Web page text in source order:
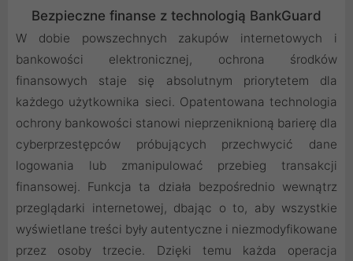
Bezpieczne finanse z technologią BankGuard
W dobie powszechnych zakupów internetowych i
bankowości elektronicznej, ochrona środków
finansowych staje się absolutnym priorytetem dla
każdego użytkownika sieci. Opatentowana technologia
ochrony bankowości stanowi nieprzeniknioną barierę dla
cyberprzestępców próbujących przechwycić dane
logowania lub zmanipulować przebieg transakcji
finansowej. Funkcja ta działa bezpośrednio wewnątrz
przeglądarki internetowej, dbając o to, aby wszystkie
wyświetlane treści były autentyczne i niezmodyfikowane
przez osoby trzecie. Dzięki temu każda operacja